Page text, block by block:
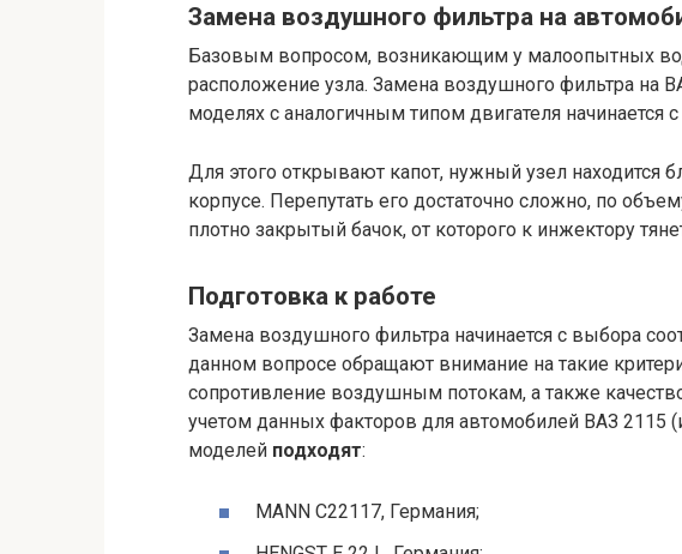
Замена воздушного фильтра на
Базовым вопросом, возникающим у малоопытных
расположение узла. Замена воздушного фильтра на
моделях с аналогичным типом двигателя начинается
Для этого открывают капот, нужный узел находится
корпусе. Перепутать его достаточно сложно, по
плотно закрытый бачок, от которого к инжектору
Подготовка к работе
Замена воздушного фильтра начинается с выбора
данном вопросе обращают внимание на такие
сопротивление воздушным потокам, а также
учетом данных факторов для автомобилей ВАЗ 2115
моделей подходят:
MANN C22117, Германия;